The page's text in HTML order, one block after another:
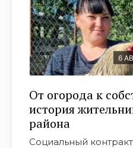
6
От огорода к
история
района
Социальный